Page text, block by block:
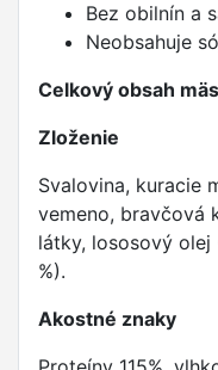
Bez obilnín a
Neobsahuje
Celkový obsah
Zloženie
Svalovina, kuracie
vemeno, bravčová
látky, lososový olej
%).
Akostné znaky